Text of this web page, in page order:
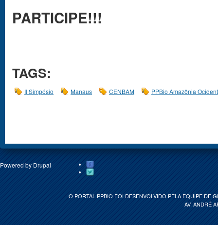
PARTICIPE!!!
TAGS:
II Simpósio Manaus CENBAM PPBio Amazônia
Powered by Drupal
O PORTAL PPBIO FOI DESENVOLVIDO PELA EQUIPE DE
AV. ANDRÉ